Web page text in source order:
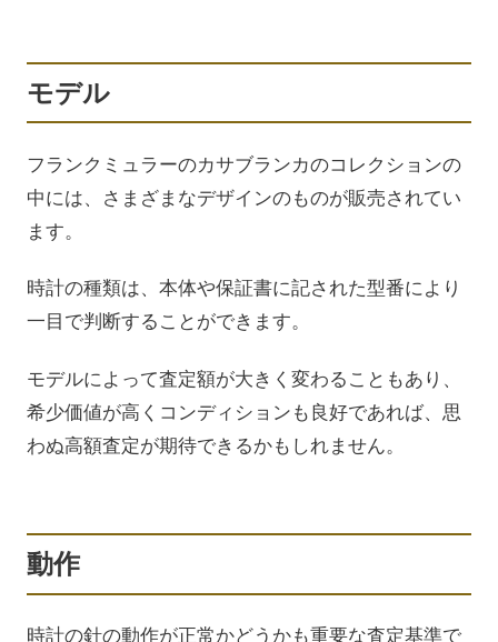
モデル
フランクミュラーのカサブランカのコレクションの
中には、さまざまなデザインのものが販売されてい
ます。
時計の種類は、本体や保証書に記された型番により
一目で判断することができます。
モデルによって査定額が大きく変わることもあり、
希少価値が高くコンディションも良好であれば、思
わぬ高額査定が期待できるかもしれません。
動作
時計の針の動作が正常かどうかも重要な査定基準で